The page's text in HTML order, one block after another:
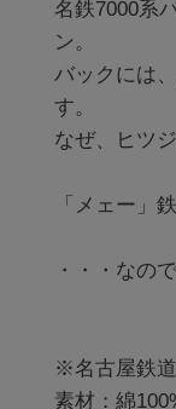
名鉄7000系
ン。
バックには
す。
なぜ、ヒツ
「メェー」
・・・なので
※名古屋鉄